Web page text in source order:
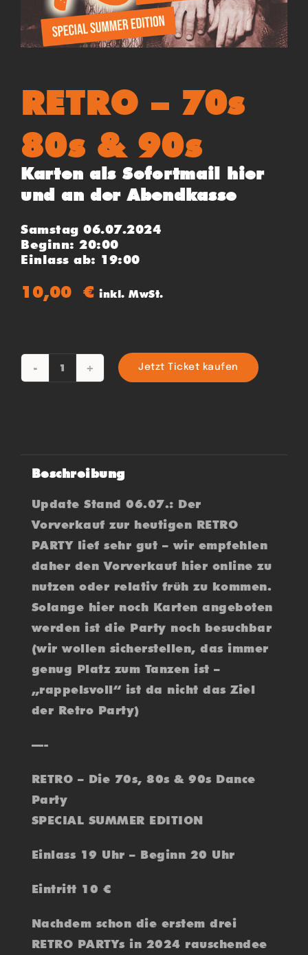
RETRO – 70s
80s & 90s
Karten als Sofortmail hier
und an der Abendkasse
Samstag 06.07.2024
Beginn: 20:00
Einlass ab: 19:00
10,00€ inkl. MwSt.
RETRO
90s
Menge
Jetzt Ticket kaufen
Beschreibung
Update Stand 06.07.: Der
Vorverkauf zur heutigen RETRO
PARTY lief sehr gut – wir empfehlen
daher den Vorverkauf hier online zu
nutzen oder relativ früh zu kommen.
Solange hier noch Karten angeboten
werden ist die Party noch besuchbar
(wir wollen sicherstellen, das immer
genug Platz zum Tanzen ist –
„rappelsvoll“ ist da nicht das Ziel
der Retro Party)
—-
RETRO – Die 70s, 80s & 90s Dance
Party
SPECIAL SUMMER EDITION
Einlass 19 Uhr – Beginn 20 Uhr
Eintritt 10 €
Nachdem schon die erstem drei
RETRO PARTYs in 2024 rauschendee